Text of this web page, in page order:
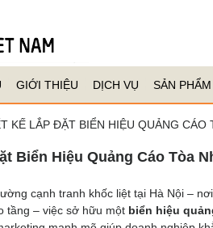
GIỚI THIỆU DỊCH VỤ SẢN PHẨM
KẾ LẮP ĐẶT BIỂN HIỆU QUẢNG CÁO
Biển Hiệu Quảng Cáo Tòa
cạnh tranh khốc liệt tại Hà Nội –
tầng – việc sở hữu một biển hiệu